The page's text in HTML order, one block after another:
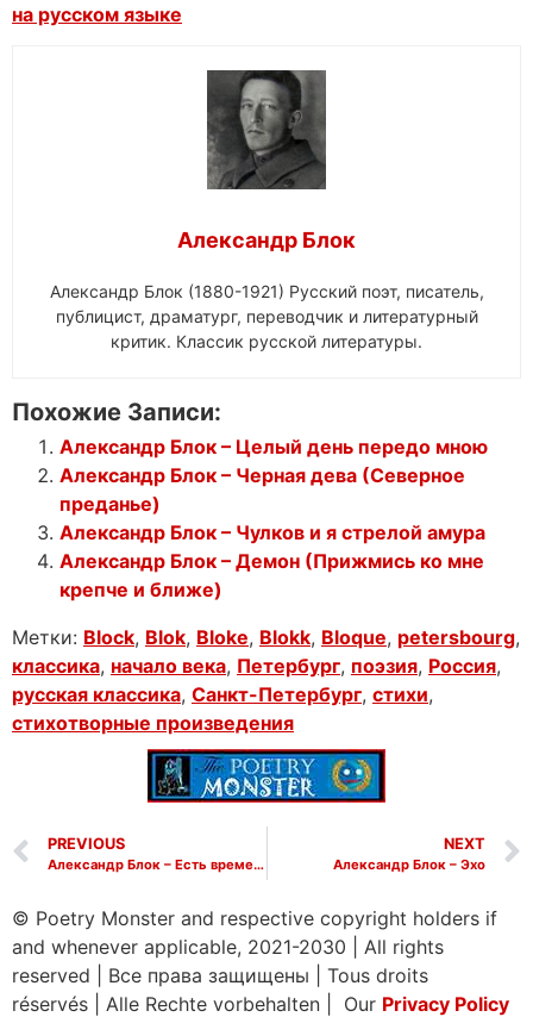
на русском языке
Александр Блок
Александр Блок (1880-1921) Русский поэт, писатель,
публицист, драматург, переводчик и литературный
критик. Классик русской литературы.
Похожие Записи:
Александр Блок – Целый день передо мною
Александр Блок – Черная дева (Северное
преданье)
Александр Блок – Чулков и я стрелой амура
Александр Блок – Демон (Прижмись ко мне
крепче и ближе)
Метки: Block, Blok, Bloke, Blokk, Bloque, petersbourg,
классика, начало века, Петербург, поэзия, Россия,
русская классика, Санкт-Петербург, стихи,
стихотворные произведения
PREVIOUS
Александр Блок – Есть времена, есть дни, когда
NEXT
Александр Блок – Эхо
© Poetry Monster and respective copyright holders if
and whenever applicable, 2021-2030
All rights
reserved
Все права защищены
Tous droits
réservés
Alle Rechte vorbehalten | Our Privacy Policy